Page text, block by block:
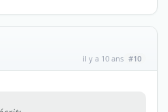
il y a 10 ans #10